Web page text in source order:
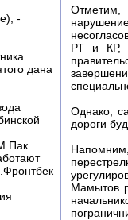
-
да­на
Отметим,
РТ и КР,
Однако,
дороги
Мамытов